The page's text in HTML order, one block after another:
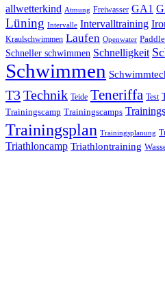
allwetterkind Atmung Freiwasser GA1
Lüning Intervalle Intervalltraining
Kraulschwimmen Laufen Openwater
Schneller schwimmen Schnelligkeit
Schwimmen
T3Technik Teide Teneriffa Test
Trainingscamp Trainingscamps
Trainingsplan Trainingsplanung
Triathloncamp Triathlontraining